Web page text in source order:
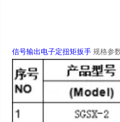
信号输出电子定扭矩扳手 规格参